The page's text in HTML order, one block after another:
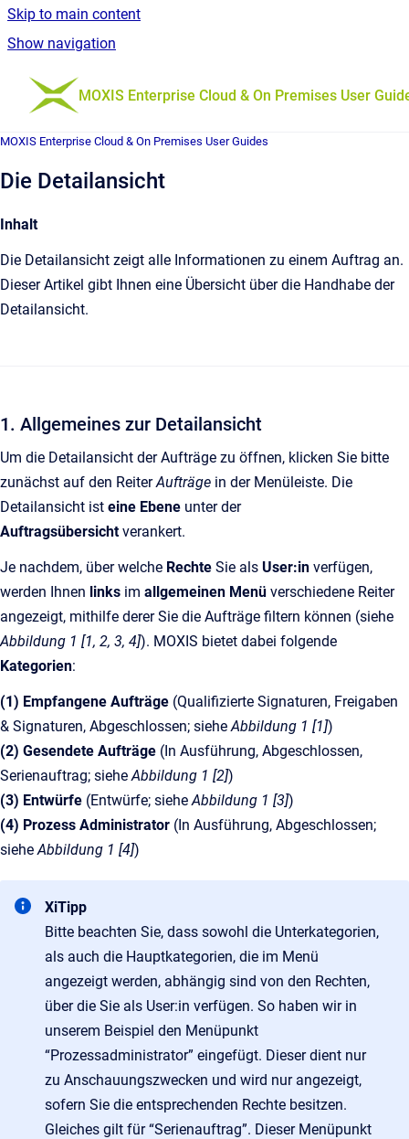
Skip to main content
Show navigation
Go to homepage
MOXIS Enterprise Cloud & On Premises User
MOXIS Enterprise Cloud & On Premises User Guides
Die Detailansicht
Inhalt
Die Detailansicht zeigt alle Informationen zu einem Auftrag an.
Dieser Artikel gibt Ihnen eine Übersicht über die Handhabe der
Detailansicht.
1. Allgemeines zur Detailansicht
Um die Detailansicht der Aufträge zu öffnen, klicken Sie bitte
zunächst auf den ReiterAufträge in der Menüleiste. Die
Detailansicht ist eine Ebene unter der
Auftragsübersichtverankert.
Je nachdem, über welche Rechte Sie als User:in verfügen,
werden Ihnen links im allgemeinen Menü verschiedene Reiter
angezeigt, mithilfe derer Sie die Aufträge filtern können (siehe
Abbildung 1 [1, 2, 3, 4]). MOXIS bietet dabei folgende
Kategorien:
(1) Empfangene Aufträge (Qualifizierte Signaturen, Freigaben
& Signaturen, Abgeschlossen; sieheAbbildung 1 [1])
(2) Gesendete Aufträge (In Ausführung, Abgeschlossen,
Serienauftrag; sieheAbbildung 1 [2])
(3) Entwürfe (Entwürfe; sieheAbbildung 1 [3])
(4) Prozess Administrator (In Ausführung, Abgeschlossen;
sieheAbbildung 1 [4])
XiTipp
Bitte beachten Sie, dass sowohl die Unterkategorien,
als auch die Hauptkategorien, die im Menü
angezeigt werden, abhängig sind von den Rechten,
über die Sie als User:in verfügen. So haben wir in
unserem Beispiel den Menüpunkt
“Prozessadministrator” eingefügt. Dieser dient nur
zu Anschauungszwecken und wird nur angezeigt,
sofern Sie die entsprechenden Rechte besitzen.
Gleiches gilt für “Serienauftrag”. Dieser Menüpunkt